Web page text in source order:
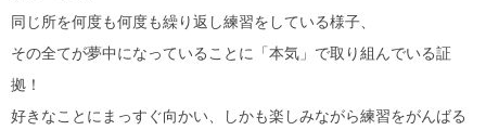
同じ所を何度も何度も繰り返し練習をしている様子、
その全てが夢中になっていることに「本気」で取り組んでいる証
拠！
好きなことにまっすぐ向かい、しかも楽しみながら練習をがんばる